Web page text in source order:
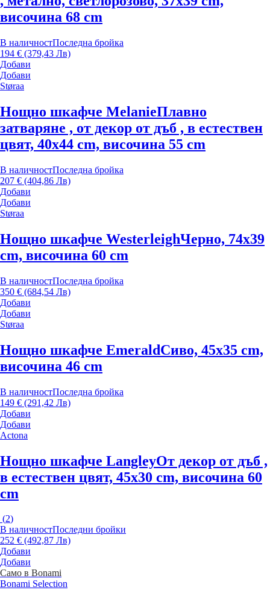
височина 68 cm
В наличностПоследна бройка
194 € (379,43 Лв)
Добави
Добави
Støraa
Нощно шкафче MelanieПлавно
затваряне , от декор от дъб , в естествен
цвят, 40x44 cm, височина 55 cm
В наличностПоследна бройка
207 € (404,86 Лв)
Добави
Добави
Støraa
Нощно шкафче WesterleighЧерно, 74x39
cm, височина 60 cm
В наличностПоследна бройка
350 € (684,54 Лв)
Добави
Добави
Støraa
Нощно шкафче EmeraldСиво, 45x35 cm,
височина 46 cm
В наличностПоследна бройка
149 € (291,42 Лв)
Добави
Добави
Actona
Нощно шкафче LangleyОт декор от дъб ,
в естествен цвят, 45x30 cm, височина 60
cm
(2)
В наличностПоследни бройки
252 € (492,87 Лв)
Добави
Добави
Само в Bonami
Bonami Selection